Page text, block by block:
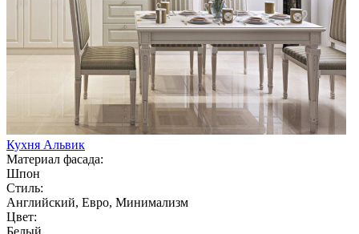
Кухня Альвик
Материал фасада:
Шпон
Стиль:
Английский, Евро, Минимализм
Цвет:
Белый